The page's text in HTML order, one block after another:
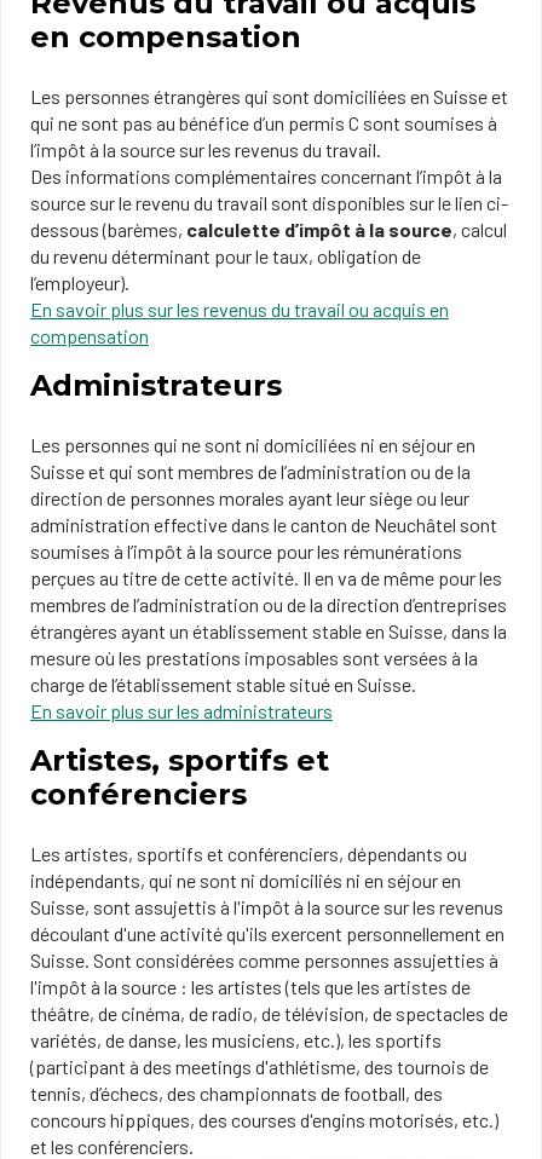
en compensation
Les personnes étrangères qui sont domiciliées en Suisse et
qui ne sont pas au bénéfice d’un permis C sont soumises à
l’impôt à la source sur les revenus du travail.
Des informations complémentaires concernant l’impôt à la
source sur le revenu du travail sont disponibles sur le lien ci-
dessous (barèmes, calculette d’impôt à la source, calcul
du revenu déterminant pour le taux, obligation de
l’employeur).
En savoir plus sur les revenus du travail ou acquis en
compensation
Administrateurs
Les personnes qui ne sont ni domiciliées ni en séjour en
Suisse et qui sont membres de l’administration ou de la
direction de personnes morales ayant leur siège ou leur
administration effective dans le canton de Neuchâtel sont
soumises à l’impôt à la source pour les rémunérations
perçues au titre de cette activité. Il en va de même pour les
membres de l’administration ou de la direction d’entreprises
étrangères ayant un établissement stable en Suisse, dans la
mesure où les prestations imposables sont versées à la
charge de l’établissement stable situé en Suisse.
En savoir plus sur les administrateurs
Artistes, sportifs et
conférenciers
Les artistes, sportifs et conférenciers, dépendants ou
indépendants, qui ne sont ni domiciliés ni en séjour en
Suisse, sont assujettis à l'impôt à la source sur les revenus
découlant d'une activité qu'ils exercent personnellement en
Suisse. Sont considérées comme personnes assujetties à
l'impôt à la source : les artistes (tels que les artistes de
théâtre, de cinéma, de radio, de télévision, de spectacles de
variétés, de danse, les musiciens, etc.), les sportifs
(participant à des meetings d'athlétisme, des tournois de
tennis, d’échecs, des championnats de football, des
concours hippiques, des courses d'engins motorisés, etc.)
et les conférenciers.